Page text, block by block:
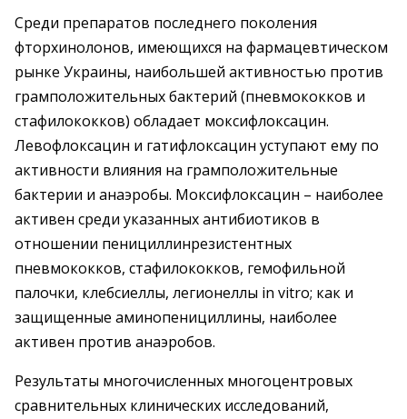
Среди препаратов последнего поколения
фторхинолонов, имеющихся на фармацевтическом
рынке Украины, наибольшей активностью против
грамположительных бактерий (пневмококков и
стафилококков) обладает моксифлоксацин.
Левофлоксацин и гатифлоксацин уступают ему по
активности влияния на грамположительные
бактерии и анаэробы. Моксифлоксацин – наиболее
активен среди указанных антибиотиков в
отношении пенициллинрезистентных
пневмококков, стафилококков, гемофильной
палочки, клебсиеллы, легионеллы in vitro; как и
защищенные аминопенициллины, наиболее
активен против анаэробов.
Результаты многочисленных многоцентровых
сравнительных клинических исследований,